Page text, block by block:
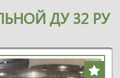
ДУ 32 РУ